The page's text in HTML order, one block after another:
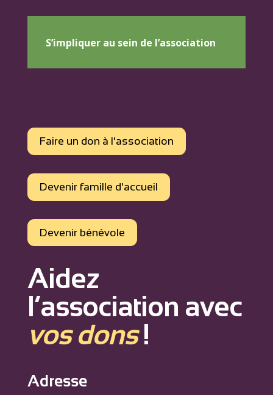
S’impliquer au sein de l’association
Faire un don à l'association
Devenir famille d'accueil
Devenir bénévole
Aidez
l’association avec
vos dons!
Adresse